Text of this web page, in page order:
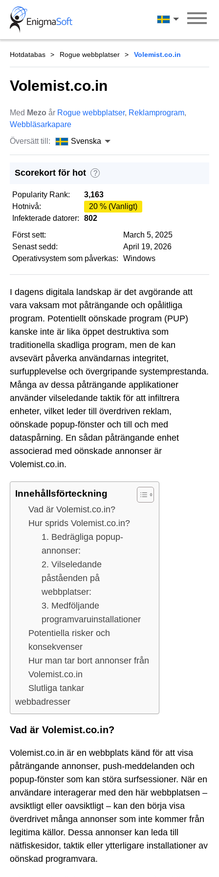
Skip
content
Svenska
Hotdatabas Rogue webbplatser Volemist.co.in
Volemist.co.in
Med Mezo år Rogue webbplatser, Reklamprogram,
Webbläsarkapare
Översätt till:
Svenska
Scorekort för hot ?
Popularity Rank:
3,163
Hotnivå:
20 % (Vanligt)
Infekterade datorer:
802
Först sett:
March 5, 2025
Senast sedd:
April 19, 2026
Operativsystem som påverkas:
Windows
I dagens digitala landskap är det avgörande att
vara vaksam mot påträngande och opålitliga
program. Potentiellt oönskade program (PUP)
kanske inte är lika öppet destruktiva som
traditionella skadliga program, men de kan
avsevärt påverka användarnas integritet,
surfupplevelse och övergripande systemprestanda.
Många av dessa påträngande applikationer
använder vilseledande taktik för att infiltrera
enheter, vilket leder till överdriven reklam,
oönskade popup-fönster och till och med
dataspårning. En sådan påträngande enhet
associerad med oönskade annonser är
Volemist.co.in.
Innehållsförteckning
Vad är Volemist.co.in?
Hur sprids Volemist.co.in?
1. Bedrägliga popup-
annonser:
2. Vilseledande
påståenden på
webbplatser:
3. Medföljande
programvaruinstallationer
Potentiella risker och
konsekvenser
Hur man tar bort annonser från
Volemist.co.in
Slutliga tankar
webbadresser
Vad är Volemist.co.in?
Volemist.co.in är en webbplats känd för att visa
påträngande annonser, push-meddelanden och
popup-fönster som kan störa surfsessioner. När en
användare interagerar med den här webbplatsen –
avsiktligt eller oavsiktligt – kan den börja visa
överdrivet många annonser som inte kommer från
legitima källor. Dessa annonser kan leda till
nätfiskesidor, taktik eller ytterligare installationer av
oönskad programvara.